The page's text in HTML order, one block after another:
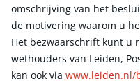
omschrijving van het
de motivering waarom u
Het bezwaarschrift kunt u
wethouders van Leiden,
kan ook via www.leiden.nl/